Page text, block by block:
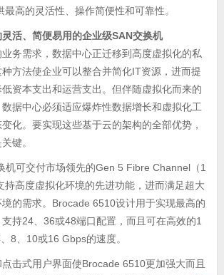
高的灵活性、操作简便性和可靠性。
灵活、简便易用的企业级SAN交换机
务需求，数据中心正迁移到高度虚拟化的私
方法使企业可以整合并简化IT资源，进而提
资本支出和运营支出。但伴随虚拟化而来的
据中心必须适应爆炸性数据增长和虚拟化工
化。要实现这些基于云的架构的全部优势，
键。
机可交付市场领先的Gen 5 Fibre Channel （ 1
持高度虚拟化环境的先进功能，进而满足超大
的需求。 Brocade 6510设计用于实现最高的
支持24、 36或48端口配置，而且可在高效的1
、 8、 10或16 Gbps的速度。
击式用户界面使Brocade 6510更加强大而且